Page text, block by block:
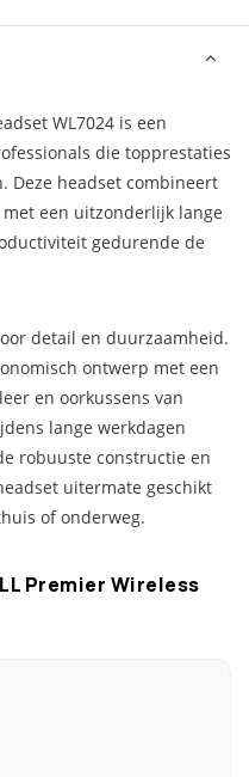
WL7024 is een
die topprestaties
Deze headset combineert
een uitzonderlijk lange
gedurende de
detail en duurzaamheid.
ontwerp met een
en oorkussens van
lange werkdagen
robuuste constructie en
uitermate geschikt
of onderweg.
Premier Wireless